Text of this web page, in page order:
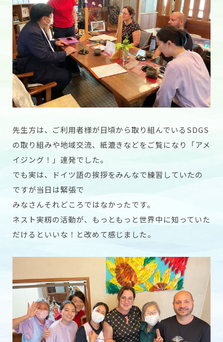
先生方は、ご利用者様が日頃から取り組んでいるSDGS
の取り組みや地域交流、紙漉きなどをご覧になり「アメ
イジング！」連発でした。
でも実は、ドイツ語の挨拶をみんなで練習していたの
ですが当日は緊張で
みなさんそれどころではなかったです。
ネスト実籾の活動が、もっともっと世界中に知っていた
だけるといいな！と改めて感じました。